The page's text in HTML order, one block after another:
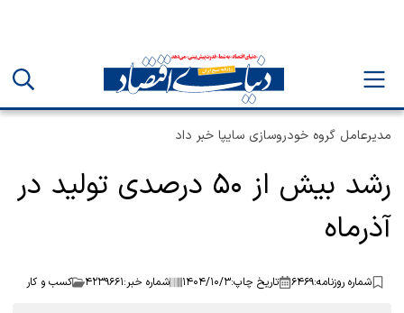
مدیرعامل گروه خودروسازی سایپا خبر داد
رشد بیش از ۵۰ درصدی تولید در
آذرماه
شماره روزنامه:۶۴۶۹ تاریخ چاپ:۱۴۰۴/۱۰/۳ شماره خبر:۴۲۳۹۶۶۱ کسب و کار